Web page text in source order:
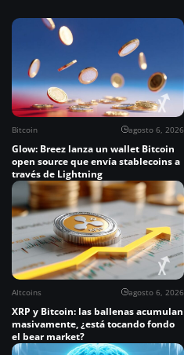
Bitcoin agosto 6, 2026
Glow: Breez lanza un wallet Bitcoin
open source que envía stablecoins a
través de Lightning
Altcoins agosto 6, 2026
XRP y Bitcoin: las ballenas acumulan
masivamente, ¿está tocando fondo
el bear market?